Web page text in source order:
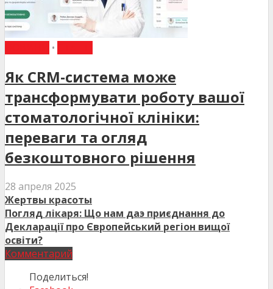
•
Як CRM-система може
трансформувати роботу вашої
стоматологічної клініки:
переваги та огляд
безкоштовного рішення
28 апреля 2025
Жертвы красоты
Погляд лікаря: Що нам даэ приєднання до
Декларації про Європейський регіон вищої
освіти?
Комментарий
Поделиться!